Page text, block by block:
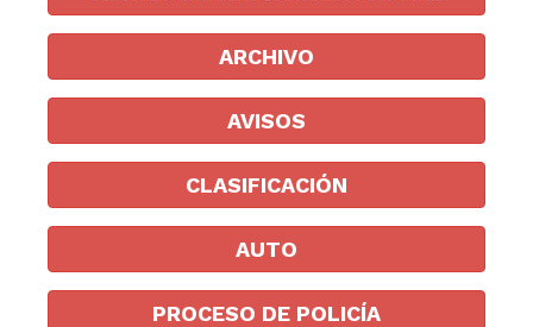
ARCHIVO
AVISOS
CLASIFICACIÓN
AUTO
PROCESO DE POLICÍA